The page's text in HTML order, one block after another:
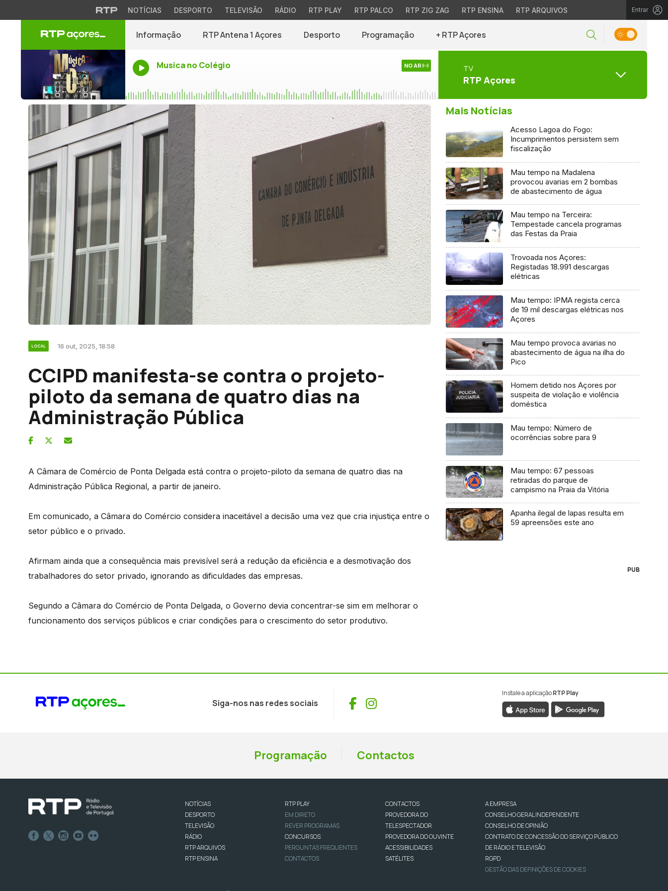
NOTÍCIAS DESPORTO TELEVISÃO RÁDIO RTP PLAY RTP PALCO RTP ZIG ZAG RTP ENSINA RTP ARQUIVOS Entrar
Informação RTP Antena 1 Açores Desporto Programação + RTP Açores
Musica no Colégio NO AR TV
RTP Açores
LOCAL 16 out, 2025, 18:58
CCIPD manifesta-se contra o projeto-
piloto da semana de quatro dias na
Administração Pública
A Câmara de Comércio de Ponta Delgada está contra o projeto-piloto da semana de quatro dias na
Administração Pública Regional, a partir de janeiro.
Em comunicado, a Câmara do Comércio considera inaceitável a decisão uma vez que cria injustiça entre o
setor público e o privado.
Afirmam ainda que a consequência mais previsível será a redução da eficiência e a desmotivação dos
trabalhadores do setor privado, ignorando as dificuldades das empresas.
Segundo a Câmara do Comércio de Ponta Delgada, o Governo devia concentrar-se sim em melhorar o
funcionamento dos serviços públicos e criar condições para o crescimento do setor produtivo.
Mais Notícias
Acesso Lagoa do Fogo:
Incumprimentos persistem sem
fiscalização
Mau tempo na Madalena
provocou avarias em 2 bombas
de abastecimento de água
Mau tempo na Terceira:
Tempestade cancela programas
das Festas da Praia
Trovoada nos Açores:
Registadas 18.991 descargas
elétricas
Mau tempo: IPMA regista cerca
de 19 mil descargas elétricas nos
Açores
Mau tempo provoca avarias no
abastecimento de água na ilha do
Pico
Homem detido nos Açores por
suspeita de violação e violência
doméstica
Mau tempo: Número de
ocorrências sobre para 9
Mau tempo: 67 pessoas
retiradas do parque de
campismo na Praia da Vitória
Apanha ilegal de lapas resulta em
59 apreensões este ano
PUB
Siga-nos nas redes sociais Facebook
Instagram
Instale a aplicaçãoRTP Play
Programação Contactos
NOTÍCIAS
DESPORTO
TELEVISÃO
RÁDIO
RTP ARQUIVOS
RTP ENSINA
RTP PLAY
EM DIRETO
REVER PROGRAMAS
CONCURSOS
PERGUNTAS FREQUENTES
CONTACTOS
CONTACTOS
PROVEDORA DO
TELESPECTADOR
PROVEDORA DO OUVINTE
ACESSIBILIDADES
SATÉLITES
A EMPRESA
CONSELHO GERAL INDEPENDENTE
CONSELHO DE OPINIÃO
CONTRATO DE CONCESSÃO DO SERVIÇO PÚBLICO
DE RÁDIO E TELEVISÃO
RGPD
GESTÃO DAS DEFINIÇÕES DE COOKIES